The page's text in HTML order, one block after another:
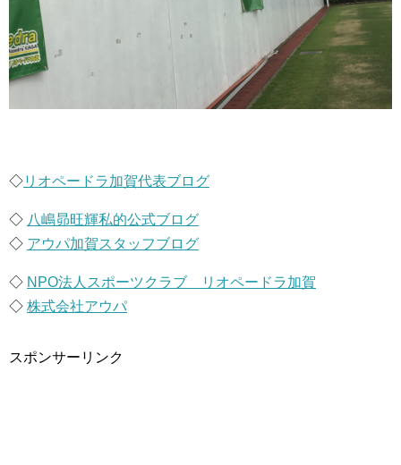
◇リオペードラ加賀代表ブログ
◇ 八嶋昴旺輝私的公式ブログ
◇ アウパ加賀スタッフブログ
◇ NPO法人スポーツクラブ リオペードラ加賀
◇ 株式会社アウパ
スポンサーリンク